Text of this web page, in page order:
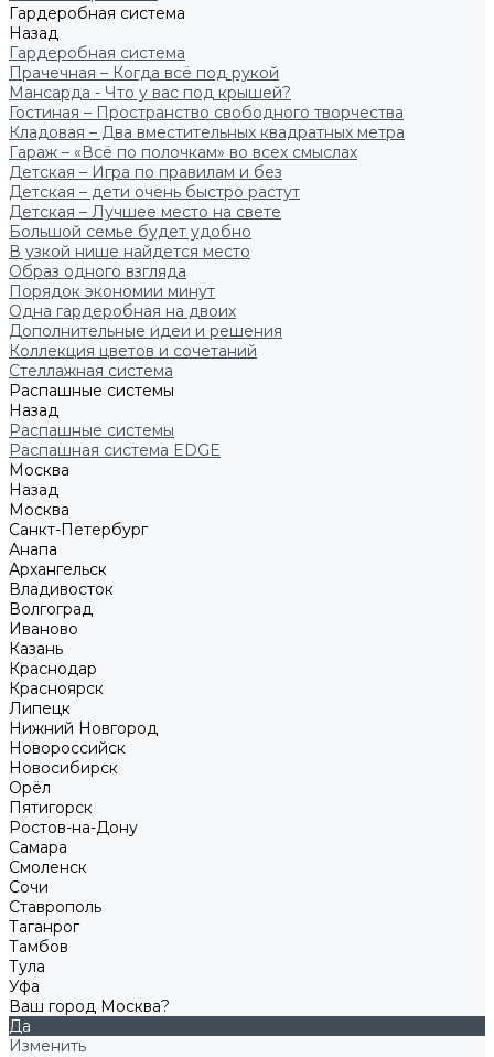
Гардеробная система
Назад
Гардеробная система
Прачечная – Когда всё под рукой
Мансарда - Что у вас под крышей?
Гостиная – Пространство свободного творчества
Кладовая – Два вместительных квадратных метра
Гараж – «Всё по полочкам» во всех смыслах
Детская – Игра по правилам и без
Детская – дети очень быстро растут
Детская – Лучшее место на свете
Большой семье будет удобно
В узкой нише найдется место
Образ одного взгляда
Порядок экономии минут
Одна гардеробная на двоих
Дополнительные идеи и решения
Коллекция цветов и сочетаний
Стеллажная система
Распашные системы
Назад
Распашные системы
Распашная система EDGE
Москва
Назад
Москва
Санкт-Петербург
Анапа
Архангельск
Владивосток
Волгоград
Иваново
Казань
Краснодар
Красноярск
Липецк
Нижний Новгород
Новороссийск
Новосибирск
Орёл
Пятигорск
Ростов-на-Дону
Самара
Смоленск
Сочи
Ставрополь
Таганрог
Тамбов
Тула
Уфа
Ваш город Москва?
Да
Изменить